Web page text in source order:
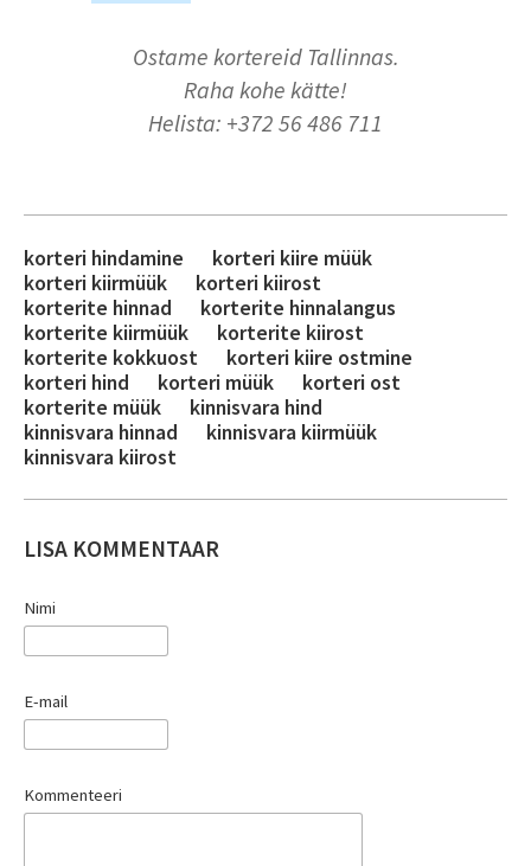
Ostame kortereid Tallinnas.
Raha kohe kätte!
Helista: +372 56 486 711
korteri hindamine
korteri kiire müük
korteri kiirmüük
korteri kiirost
korterite hinnad
korterite hinnalangus
korterite kiirmüük
korterite kiirost
korterite kokkuost
korteri kiire ostmine
korteri hind
korteri müük
korteri ost
korterite müük
kinnisvara hind
kinnisvara hinnad
kinnisvara kiirmüük
kinnisvara kiirost
LISA KOMMENTAAR
Nimi
E-mail
Kommenteeri